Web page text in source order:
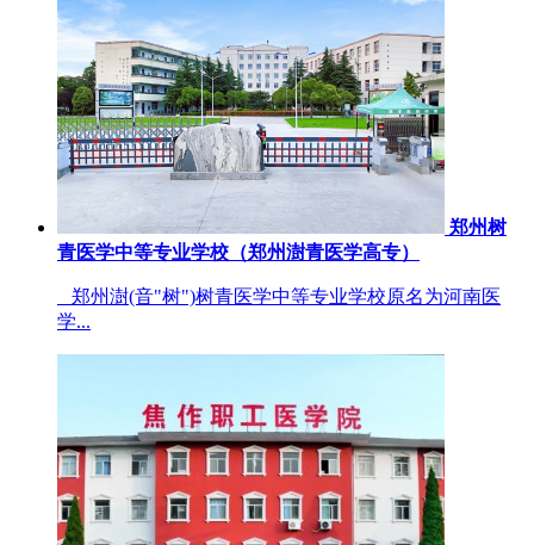
郑州树
青医学中等专业学校（郑州澍青医学高专）
郑州澍(音"树")树青医学中等专业学校原名为河南医
学...